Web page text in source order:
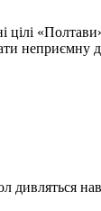
«Полтави»
неприємну
дивляться